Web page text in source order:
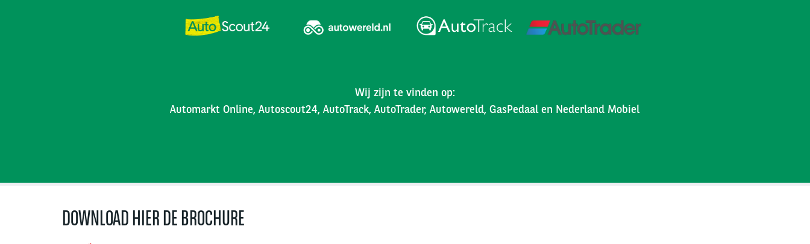
Wij zijn te vinden op:
Automarkt Online, Autoscout24, AutoTrack, AutoTrader, Autowereld, GasPedaal en Nederland Mobiel
DOWNLOAD HIER DE BROCHURE